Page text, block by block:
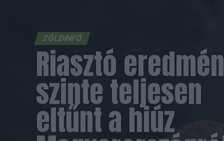
ZÖLDINFÓ
Riasztó
szinte teljesen
eltűnt a hiúz